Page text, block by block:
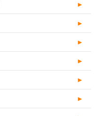
►
►
►
►
►
►